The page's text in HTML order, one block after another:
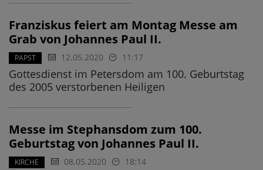
Franziskus feiert am Montag Messe am
Grab von Johannes Paul II.
PAPST 12.05.2020 11:17
Gottesdienst im Petersdom am 100. Geburtstag
des 2005 verstorbenen Heiligen
Messe im Stephansdom zum 100.
Geburtstag von Johannes Paul II.
KIRCHE 08.05.2020 18:14